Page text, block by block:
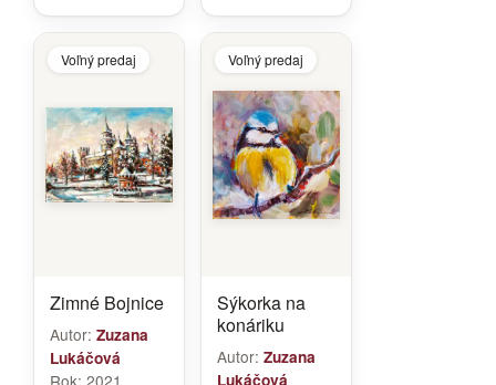
Voľný predaj
Zimné Bojnice
Autor: Zuzana
Lukáčová
Rok: 2021
Voľný predaj
Sýkorka na
konáriku
Autor: Zuzana
Lukáčová